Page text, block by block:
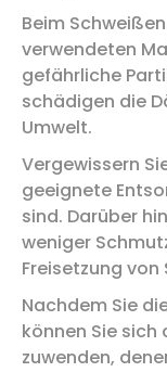
Beim
verwendeten
gefährliche
schädigen die
Umwelt.
Vergewissern
geeignete
sind. Darüber
weniger
Freisetzung
Nachdem Sie
können Sie
zuwenden,